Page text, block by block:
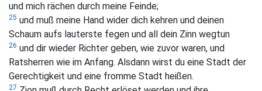
und mich rächen durch meine Feinde;
25 und muß meine Hand wider dich kehren und deinen
Schaum aufs lauterste fegen und all dein Zinn wegtun
26 und dir wieder Richter geben, wie zuvor waren, und
Ratsherren wie im Anfang. Alsdann wirst du eine Stadt der
Gerechtigkeit und eine fromme Stadt heißen.
27